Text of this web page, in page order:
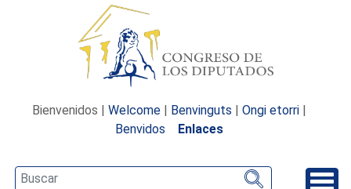
Bienvenidos | Welcome | Benvinguts | Ongi etorri |
Benvidos
Enlaces